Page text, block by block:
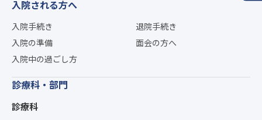
入院される方へ
入院手続き
入院の準備
入院中の過ごし方
退院手続き
面会の方へ
診療科・部門
診療科